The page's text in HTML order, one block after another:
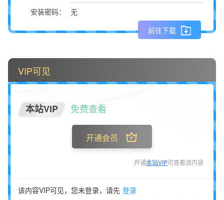
安装密码：
无
前往下载
VIP可见
本站VIP 免费查看
开通会员
开通本站VIP可查看该内容
该内容VIP可见，您未登录，请先 登录